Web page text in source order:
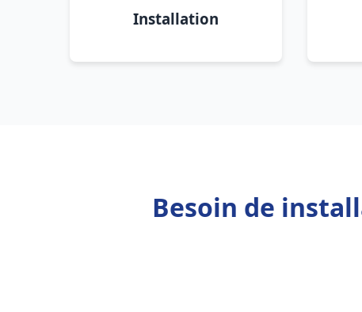
Installation
Besoin de